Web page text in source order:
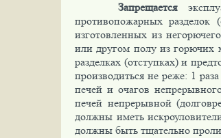
Запрещается
противопожарных разделок
изготовленных из
или другом полу из горючих
разделках (отступках) и
производиться не реже: 1
печей и очагов
печей непрерывной
должны иметь
должны быть тщательно